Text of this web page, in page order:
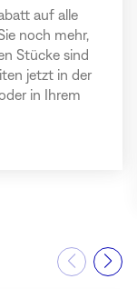
auf alle
noch mehr,
Stücke sind
jetzt in der
in Ihrem